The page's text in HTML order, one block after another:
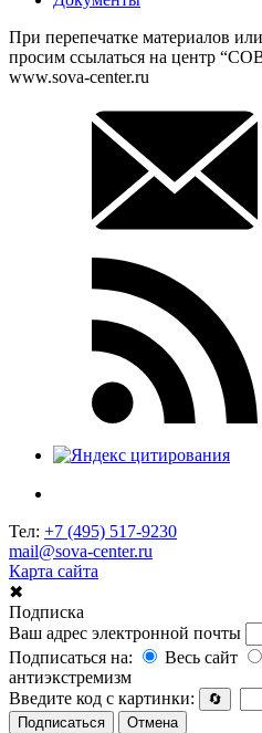
При перепечатке материалов
просим ссылаться на центр
www.sova-center.ru
Тел: +7 (495) 517-9230
mail@sova-center.ru
Карта сайта
✖
Подписка
Ваш адрес электронной почты
Подписаться на:
Весь сайт
антиэкстремизм
Введите код с картинки:
🔄
Подписаться
Отмена